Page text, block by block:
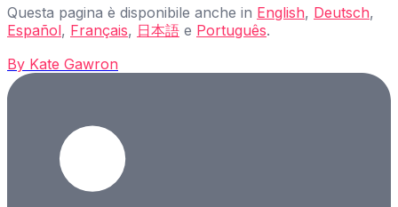
Questa pagina è disponibile anche in English, Deutsch,
Español, Français, 日本語 e Português.
By Kate Gawron